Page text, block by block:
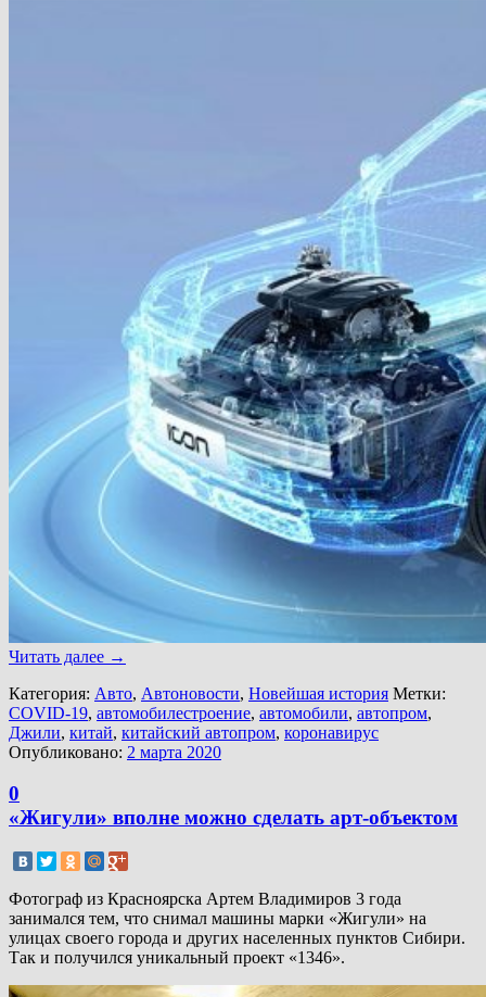
Читать далее →
Категория: Авто, Автоновости, Новейшая история Метки:
COVID-19, автомобилестроение, автомобили, автопром,
Джили, китай, китайский автопром, коронавирус
Опубликовано: 2 марта 2020
0
«Жигули» вполне можно сделать арт-объектом
Фотограф из Красноярска Артем Владимиров 3 года
занимался тем, что снимал машины марки «Жигули» на
улицах своего города и других населенных пунктов Сибири.
Так и получился уникальный проект «1346».